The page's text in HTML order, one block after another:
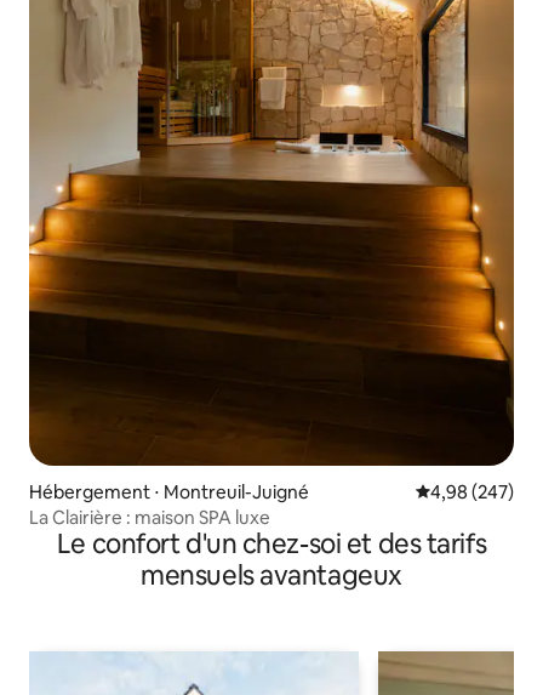
Hébergement ⋅ Montreuil-Juigné Évaluation
4,98 (247)
La Clairière : maison SPA luxe
Le confort d'un chez-soi et des tarifs
mensuels avantageux